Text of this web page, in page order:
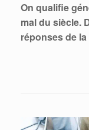
On qualifie
mal du siècle.
réponses de